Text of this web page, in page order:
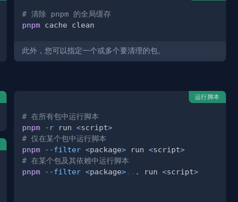
# 清除 pnpm 的全局缓存
pnpm
此外，您可以指定一个或多个要清理的包。
运行脚本
# 在所有包中运行脚本
pnpm
-r run <script>
# 仅在某个包中运行脚本
pnpm
--filter <package> run <script>
# 在某个包及其依赖中运行脚本
pnpm
--filter <package>.. . run <script>